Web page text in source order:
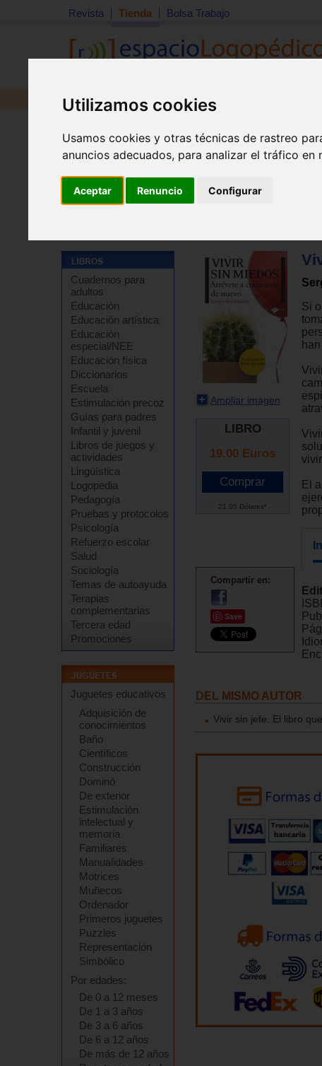
Utilizamos cookies
Usamos cookies y otras técnicas de rastreo
anuncios adecuados, para analizar el tráfico
Aceptar Renuncio Configurar
Revista Tienda Bolsa Trabajo
Revista Libros Material
Cuadernos para
adultos
Educación
Educación artística
Educación
especial/NEE
Educación física
Diccionarios
Escuela
Estimulación precoz
Guías para padres
Infantil y juvenil
Libros de juegos y
actividades
Lingüística
Logopedia
Pedagogía
Pruebas y protocolos
Psicología
Refuerzo escolar
Salud
Sociología
Temas de autoayuda
Terapias
complementarias
Tercera edad
Promociones
Juguetes educativos
Adquisición de
conocimientos
Baño
Científicos
Construcción
Dominó
De exterior
Estimulación
intelectual y
memoria
Familiares
Manualidades
Motrices
Muñecos
Ordenador
Primeros juguetes
Puzzles
Representación
Simbólico
Por edades:
De 0 a 12 meses
De 1 a 3 años
De 3 a 6 años
De 6 a 12 años
De más de 12 años
Ampliar imagen
LIBRO
19.00 Euros
21.05 Dólares*
Compartir en:
Save
Si
El
DEL MISMO AUTOR
Vivir sin jefe. El libro